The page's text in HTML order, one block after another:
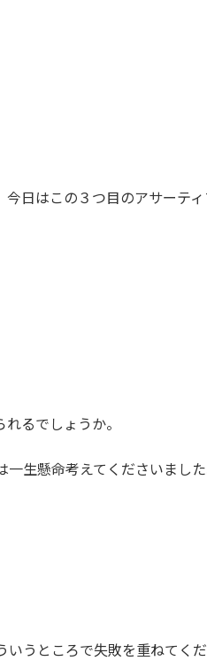
日はこの３つ目のアサーテ
るでしょうか。
生懸命考えてくださいました
うところで失敗を重ねてく